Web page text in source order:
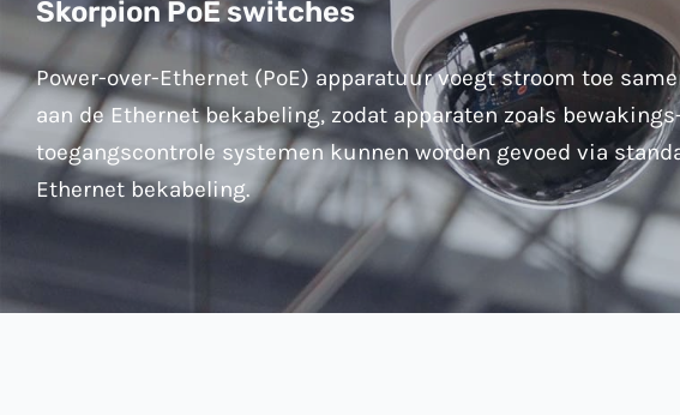
Skorpion PoE switches
Power-over-Ethernet (PoE) apparatuur voegt stroom toe
aan de Ethernet bekabeling, zodat apparaten zoals
toegangscontrole systemen kunnen worden gevoed via
Ethernet bekabeling.